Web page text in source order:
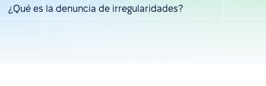
¿Qué es la denuncia de irregularidades?